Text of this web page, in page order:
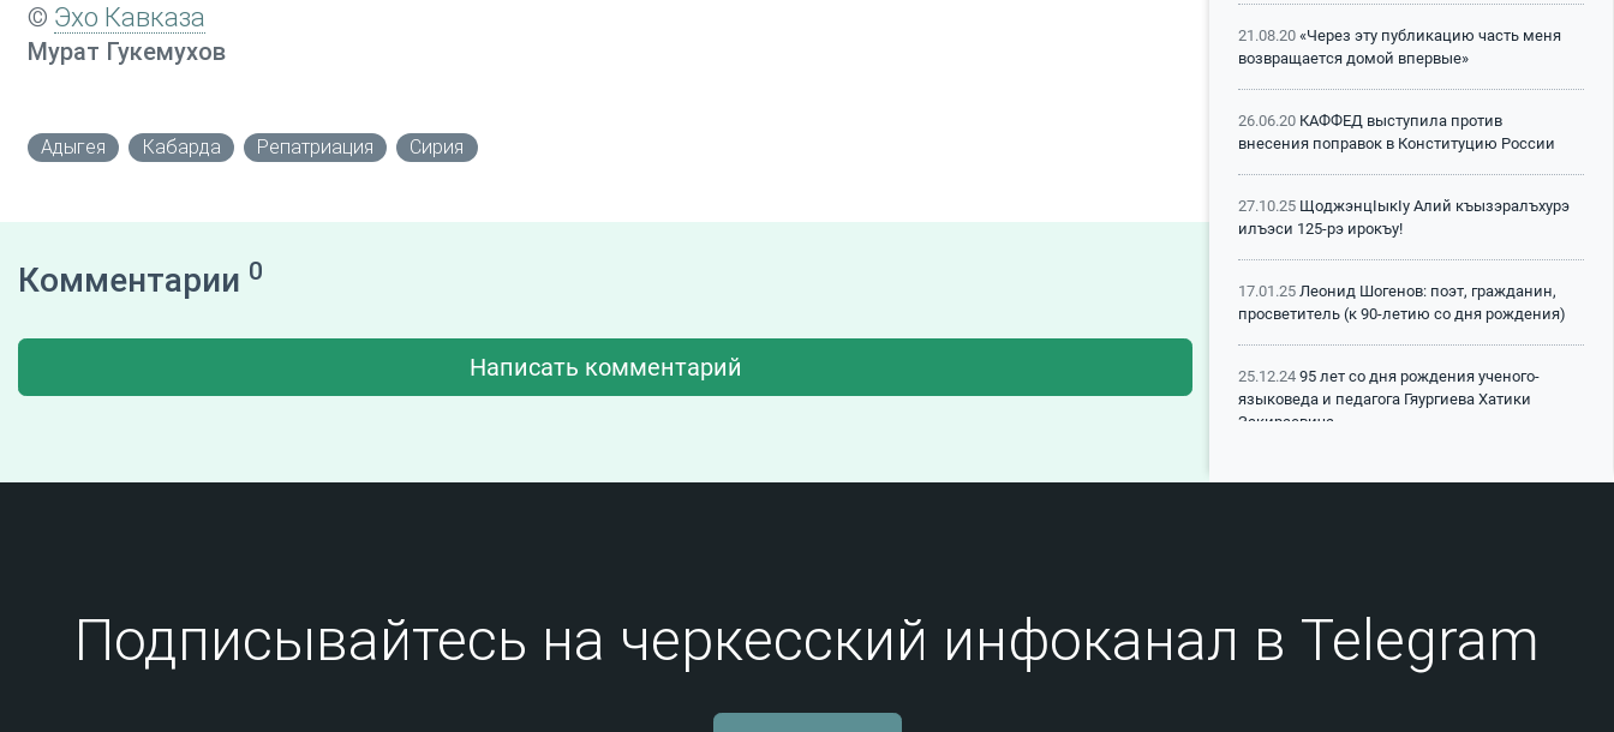
© Эхо Кавказа
Мурат Гукемухов
Адыгея Кабарда Репатриация Сирия
Комментарии 0
Написать комментарий
21.08.20 «Через эту публикацию часть меня
возвращается домой впервые»
26.06.20 КАФФЕД выступила против
внесения поправок в Конституцию России
27.10.25 ЩоджэнцIыкIу Алий къызэралъхурэ
илъэси 125-рэ ирокъу!
17.01.25 Леонид Шогенов: поэт, гражданин,
просветитель (к 90-летию со дня рождения)
25.12.24 95 лет со дня рождения ученого-
языковеда и педагога Гяургиева Хатики
Закираевича
25.12.2495 лет со дня рождения
«Шурдумов Газали Касботович – человек-
эпоха химической науки КБР»
Подписывайтесь на черкесский инфоканал в Telegram